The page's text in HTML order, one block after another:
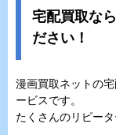
宅配買取な
ださい！
漫画買取ネットの
ービスです。
たくさんのリピー